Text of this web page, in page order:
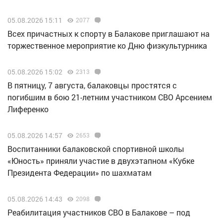
05.08.2026 15:11 2077
Всех причастных к спорту в Балакове приглашают на
торжественное мероприятие ко Дню физкультурника
05.08.2026 15:02 2313
В пятницу, 7 августа, балаковцы простятся с
погибшим в бою 21-летним участником СВО Арсением
Лиференко
05.08.2026 14:57 2653
Воспитанники балаковской спортивной школы
«Юность» приняли участие в двухэтапном «Кубке
Президента Федерации» по шахматам
05.08.2026 14:43 2098
Реабилитация участников СВО в Балакове – под